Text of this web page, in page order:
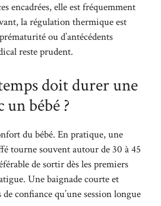
encadrées, elle est fréquemment
la régulation thermique est
ou d’antécédents
reste prudent.
doit durer une
un bébé ?
du bébé. En pratique, une
tourne souvent autour de 30 à 45
de sortir dès les premiers
Une baignade courte et
confiance qu’une session longue